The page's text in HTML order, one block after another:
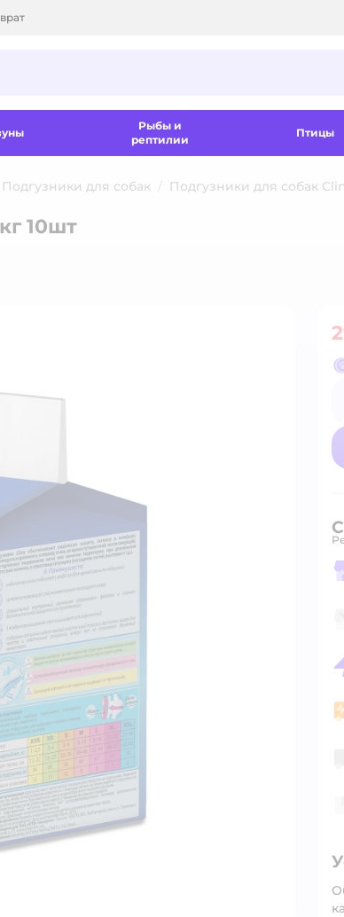
Рыбы и
рептилии
Птицы
Подгузники для собак Подгузники для собак
10шт